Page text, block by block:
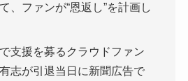
、ファンが“恩返し”を計画し
支援を募るクラウドファン
志が引退当日に新聞広告で